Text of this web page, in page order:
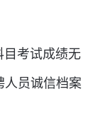
目考试成绩无
人员诚信档案